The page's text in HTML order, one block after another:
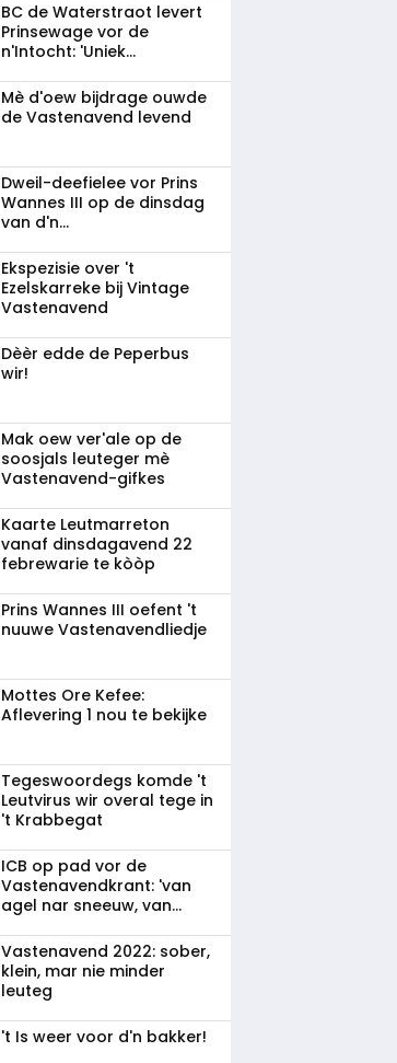
BC de Waterstraot levert
Prinsewage vor de
n'Intocht: 'Uniek...
Mè d'oew bijdrage ouwde
de Vastenavend levend
Dweil-deefielee vor Prins
Wannes III op de dinsdag
van d'n...
Ekspezisie over 't
Ezelskarreke bij Vintage
Vastenavend
Dèèr edde de Peperbus
wir!
Mak oew ver'ale op de
soosjals leuteger mè
Vastenavend-gifkes
Kaarte Leutmarreton
vanaf dinsdagavend 22
febrewarie te kòòp
Prins Wannes III oefent 't
nuuwe Vastenavendliedje
Mottes Ore Kefee:
Aflevering 1 nou te bekijke
Tegeswoordegs komde 't
Leutvirus wir overal tege in
't Krabbegat
ICB op pad vor de
Vastenavendkrant: 'van
agel nar sneeuw, van...
Vastenavend 2022: sober,
klein, mar nie minder
leuteg
't Is weer voor d'n bakker!